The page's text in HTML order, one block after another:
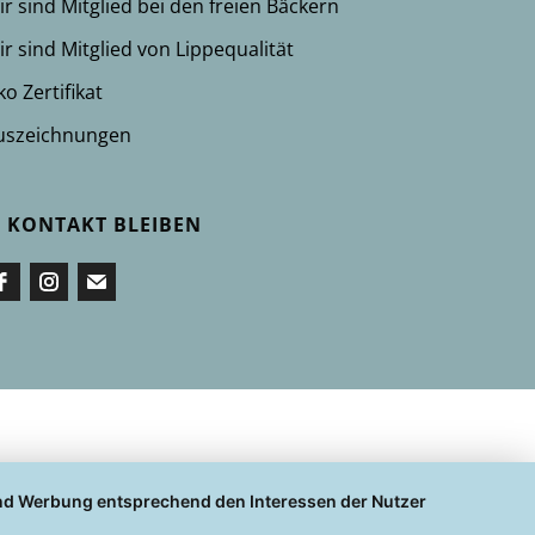
sind Mitglied bei den freien Bäckern
sind Mitglied von Lippequalität
Zertifikat
BLEIBEN
Werbung entsprechend den Interessen der Nutzer